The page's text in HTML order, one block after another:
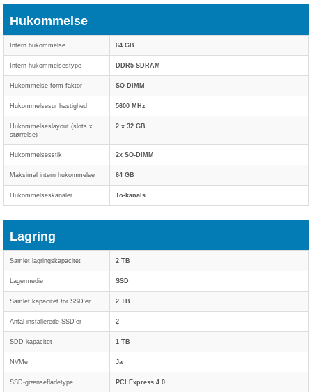
Hukommelse
Intern hukommelse 64 GB
Intern hukommelsestype DDR5-SDRAM
Hukommelse form faktor SO-DIMM
Hukommelsesur hastighed 5600 MHz
Hukommelseslayout (slots x
størrelse)
2 x 32 GB
Hukommelsesstik 2x SO-DIMM
Maksimal intern hukommelse 64 GB
Hukommelseskanaler To-kanals
Lagring
Samlet lagringskapacitet 2 TB
Lagermedie SSD
Samlet kapacitet for SSD'er 2 TB
Antal installerede SSD'er 2
SDD-kapacitet 1 TB
NVMe Ja
SSD-grænsefladetype PCI Express 4.0